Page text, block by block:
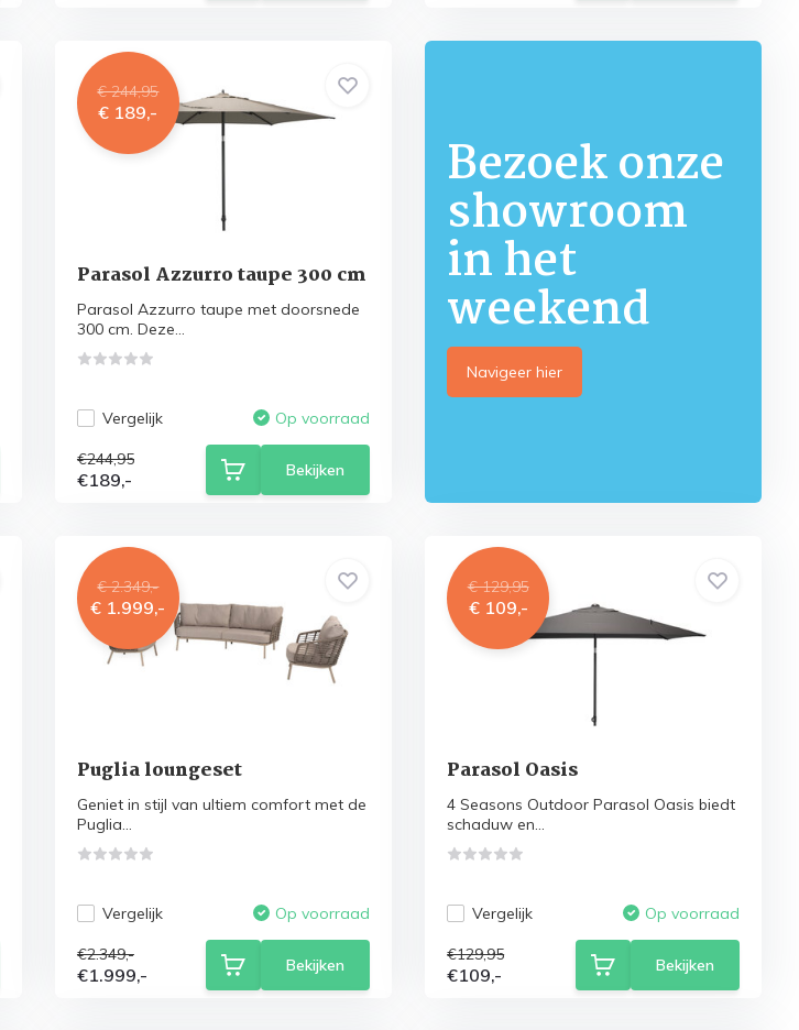
€ 244,95
€ 189,-
Parasol Azzurro taupe 300 cm
Parasol Azzurro taupe met doorsnede
300 cm. Deze...
Vergelijk Op voorraad
€244,95
€189,- Bekijken
Bezoek onze
showroom
in het
weekend
Navigeer hier
€ 2.349,-
€ 1.999,-
Puglia loungeset
Geniet in stijl van ultiem comfort met de
Puglia...
Vergelijk Op voorraad
€2.349,-
€1.999,- Bekijken
€ 129,95
€ 109,-
Parasol Oasis
4 Seasons Outdoor Parasol Oasis biedt
schaduw en...
Vergelijk Op voorraad
€129,95
€109,- Bekijken